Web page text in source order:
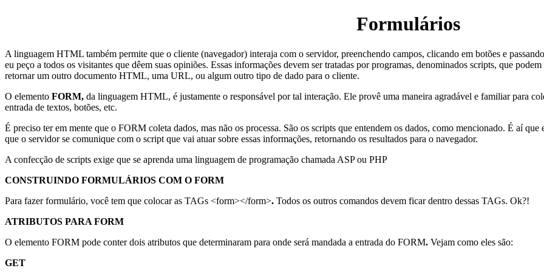
Formulários
A linguagem HTML também permite que o cliente (navegador) interaja com o servidor, preenchendo campos, clicando em botões e
eu peço a todos os visitantes que dêem suas opiniões. Essas informações devem ser tratadas por programas, denominados scripts, que
retornar um outro documento HTML, uma URL, ou algum outro tipo de dado para o cliente.
O elemento FORM, da linguagem HTML, é justamente o responsável por tal interação. Ele provê uma maneira agradável e familiar para
entrada de textos, botões, etc.
É preciso ter em mente que o FORM coleta dados, mas não os processa. São os scripts que entendem os dados, como mencionado. É aí que
que o servidor se comunique com o script que vai atuar sobre essas informações, retornando os resultados para o navegador.
A confecção de scripts exige que se aprenda uma linguagem de programação chamada ASP ou PHP
CONSTRUINDO FORMULÁRIOS COM O FORM
Para fazer formulário, você tem que colocar as TAGs <form></form>. Todos os outros comandos devem ficar dentro dessas TAGs. Ok?!
ATRIBUTOS PARA FORM
O elemento FORM pode conter dois atributos que determinaram para onde será mandada a entrada do FORM. Vejam como eles são:
GET